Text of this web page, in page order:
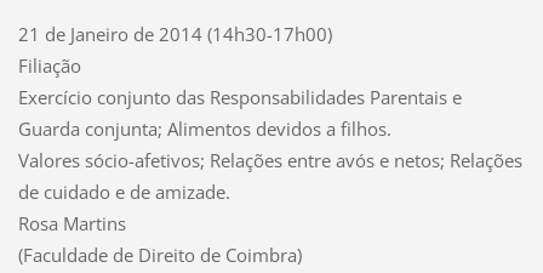
21 de Janeiro de 2014 (14h30-17h00)
Filiação
Exercício conjunto das Responsabilidades Parentais e
Guarda conjunta; Alimentos devidos a filhos.
Valores sócio-afetivos; Relações entre avós e netos; Relações
de cuidado e de amizade.
Rosa Martins
(Faculdade de Direito de Coimbra)